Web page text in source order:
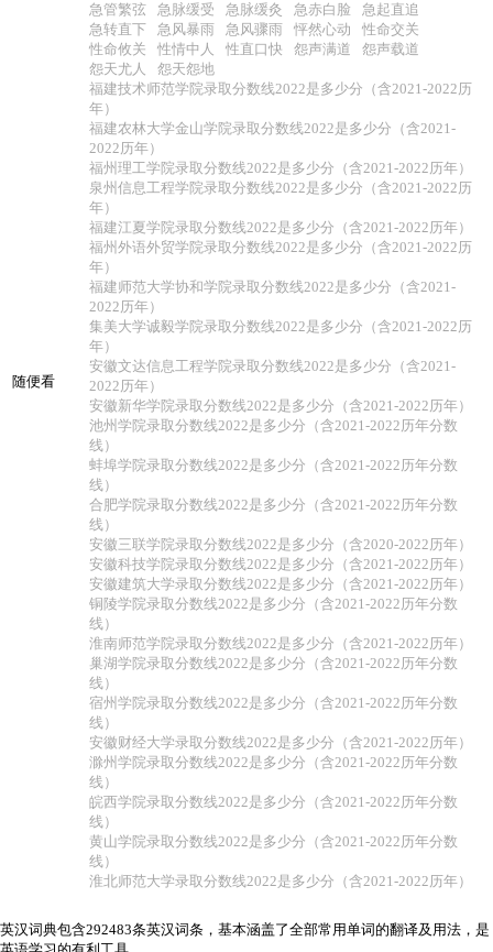
随便看
急管繁弦
急脉缓受 急脉缓灸 急赤白脸
急起直追
急转直下
急风暴雨 急风骤雨 怦然心动
性命交关
性命攸关
性情中人 性直口快 怨声满道
怨声载道
怨天尤人
怨天怨地
福建技术师范学院录取分数线2022是多少分（含2021-2022历
年）
福建农林大学金山学院录取分数线2022是多少分（含2021-
2022历年）
福州理工学院录取分数线2022是多少分（含2021-2022历年）
泉州信息工程学院录取分数线2022是多少分（含2021-2022历
年）
福建江夏学院录取分数线2022是多少分（含2021-2022历年）
福州外语外贸学院录取分数线2022是多少分（含2021-2022历
年）
福建师范大学协和学院录取分数线2022是多少分（含2021-
2022历年）
集美大学诚毅学院录取分数线2022是多少分（含2021-2022历
年）
安徽文达信息工程学院录取分数线2022是多少分（含2021-
2022历年）
安徽新华学院录取分数线2022是多少分（含2021-2022历年）
池州学院录取分数线2022是多少分（含2021-2022历年分数
线）
蚌埠学院录取分数线2022是多少分（含2021-2022历年分数
线）
合肥学院录取分数线2022是多少分（含2021-2022历年分数
线）
安徽三联学院录取分数线2022是多少分（含2020-2022历年）
安徽科技学院录取分数线2022是多少分（含2021-2022历年）
安徽建筑大学录取分数线2022是多少分（含2021-2022历年）
铜陵学院录取分数线2022是多少分（含2021-2022历年分数
线）
淮南师范学院录取分数线2022是多少分（含2021-2022历年）
巢湖学院录取分数线2022是多少分（含2021-2022历年分数
线）
宿州学院录取分数线2022是多少分（含2021-2022历年分数
线）
安徽财经大学录取分数线2022是多少分（含2021-2022历年）
滁州学院录取分数线2022是多少分（含2021-2022历年分数
线）
皖西学院录取分数线2022是多少分（含2021-2022历年分数
线）
黄山学院录取分数线2022是多少分（含2021-2022历年分数
线）
淮北师范大学录取分数线2022是多少分（含2021-2022历年）
英汉词典包含292483条英汉词条，基本涵盖了全部常用单词的翻译及用法，是